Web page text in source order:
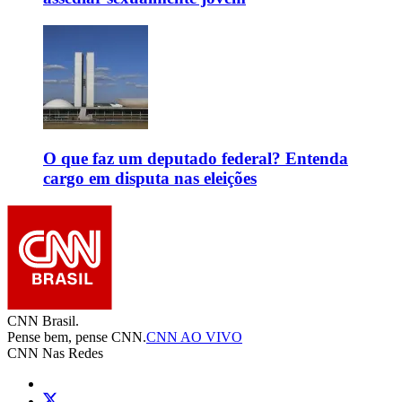
O que faz um deputado federal? Entenda
cargo em disputa nas eleições
CNN Brasil.
Pense bem, pense CNN.CNN AO VIVO
CNN Nas Redes